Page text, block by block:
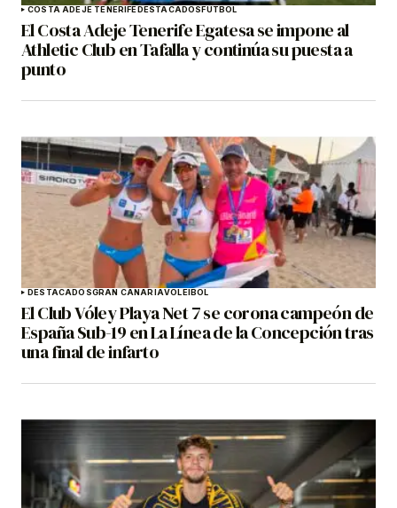
COSTA ADEJE TENERIFEDESTACADOSFÚTBOL
El Costa Adeje Tenerife Egatesa se impone al
Athletic Club en Tafalla y continúa su puesta a
punto
DESTACADOSGRAN CANARIAVOLEIBOL
El Club Vóley Playa Net 7 se corona campeón de
España Sub-19 en La Línea de la Concepción tras
una final de infarto